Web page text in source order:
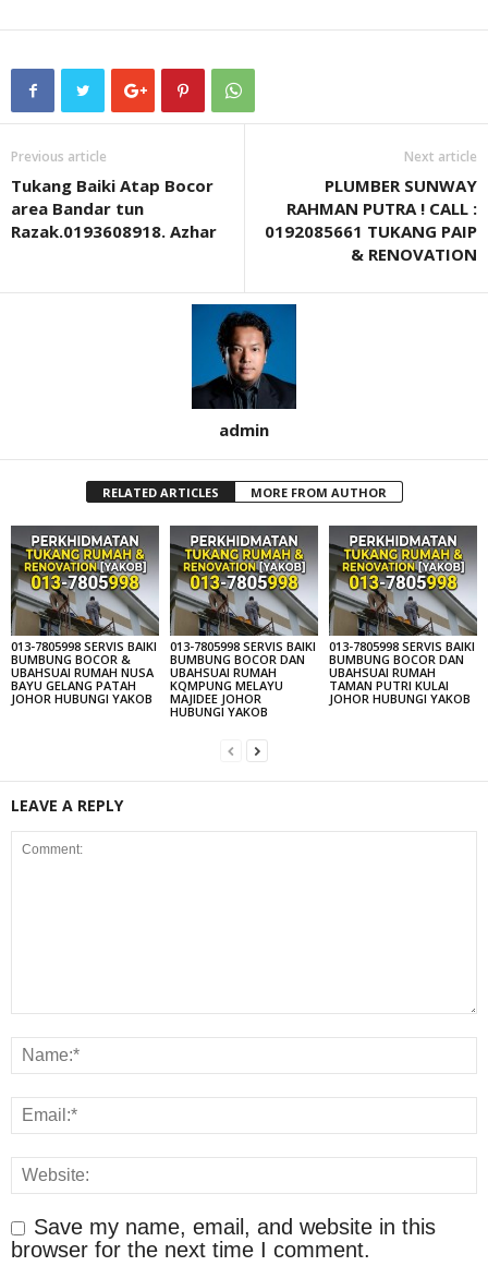
Previous article
Tukang Baiki Atap Bocor
area Bandar tun
Razak.0193608918. Azhar
Next article
PLUMBER SUNWAY
RAHMAN PUTRA ! CALL :
0192085661 TUKANG PAIP
& RENOVATION
admin
RELATED ARTICLES MORE FROM AUTHOR
013-7805998 SERVIS BAIKI
BUMBUNG BOCOR &
UBAHSUAI RUMAH NUSA
BAYU GELANG PATAH
JOHOR HUBUNGI YAKOB
013-7805998 SERVIS BAIKI
BUMBUNG BOCOR DAN
UBAHSUAI RUMAH
KQMPUNG MELAYU
MAJIDEE JOHOR
HUBUNGI YAKOB
013-7805998 SERVIS BAIKI
BUMBUNG BOCOR DAN
UBAHSUAI RUMAH
TAMAN PUTRI KULAI
JOHOR HUBUNGI YAKOB
LEAVE A REPLY
Save my name, email, and website in this
browser for the next time I comment.